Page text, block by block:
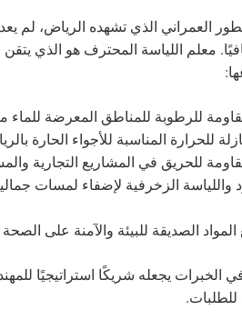
العمراني الذي تشهده الرياض، لم يعد
معلم اللياسة المحترف هو الذي يتقن
للرطوبة للمناطق المعرضة للماء
للحرارة المناسبة للأجواء الحارة
للحريق في المشاريع التجارية
واللياسة الزخرفية لإضفاء لمسات
الصديقة للبيئة والآمنة على الصحة
في الخبرات يجعله شريكًا استراتيجيًا